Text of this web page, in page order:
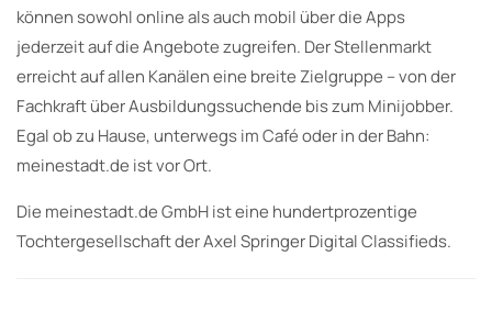
können sowohl online als auch mobil über die Apps
jederzeit auf die Angebote zugreifen. Der Stellenmarkt
erreicht auf allen Kanälen eine breite Zielgruppe – von der
Fachkraft über Ausbildungssuchende bis zum Minijobber.
Egal ob zu Hause, unterwegs im Café oder in der Bahn:
meinestadt.de ist vor Ort.
Die meinestadt.de GmbH ist eine hundertprozentige
Tochtergesellschaft der Axel Springer Digital Classifieds.